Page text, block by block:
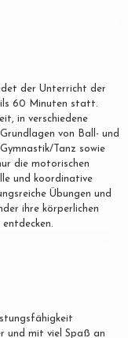
der Unterricht der
60 Minuten statt.
in verschiedene
von Ball- und
Tanz sowie
die motorischen
und koordinative
Übungen und
ihre körperlichen
und mit viel Spaß an